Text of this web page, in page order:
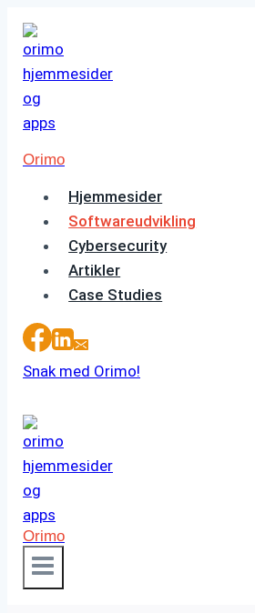
Fortsæt
indhold
Orimo
Hjemmesider
Softwareudvikling
Cybersecurity
Artikler
Case Studies
Snak med Orimo!
Orimo